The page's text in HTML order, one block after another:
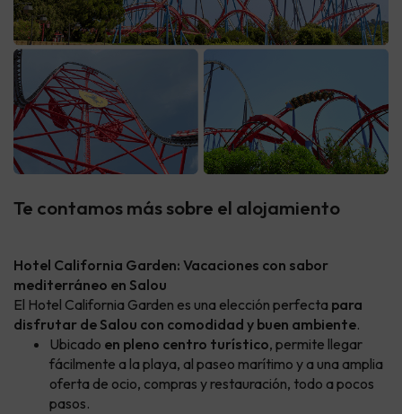
Te contamos más sobre el alojamiento
Hotel California Garden: Vacaciones con sabor
mediterráneo en Salou
El Hotel California Garden es una elección perfecta para
disfrutar de Salou con comodidad y buen ambiente.
Ubicado en pleno centro turístico, permite llegar
fácilmente a la playa, al paseo marítimo y a una amplia
oferta de ocio, compras y restauración, todo a pocos
pasos.